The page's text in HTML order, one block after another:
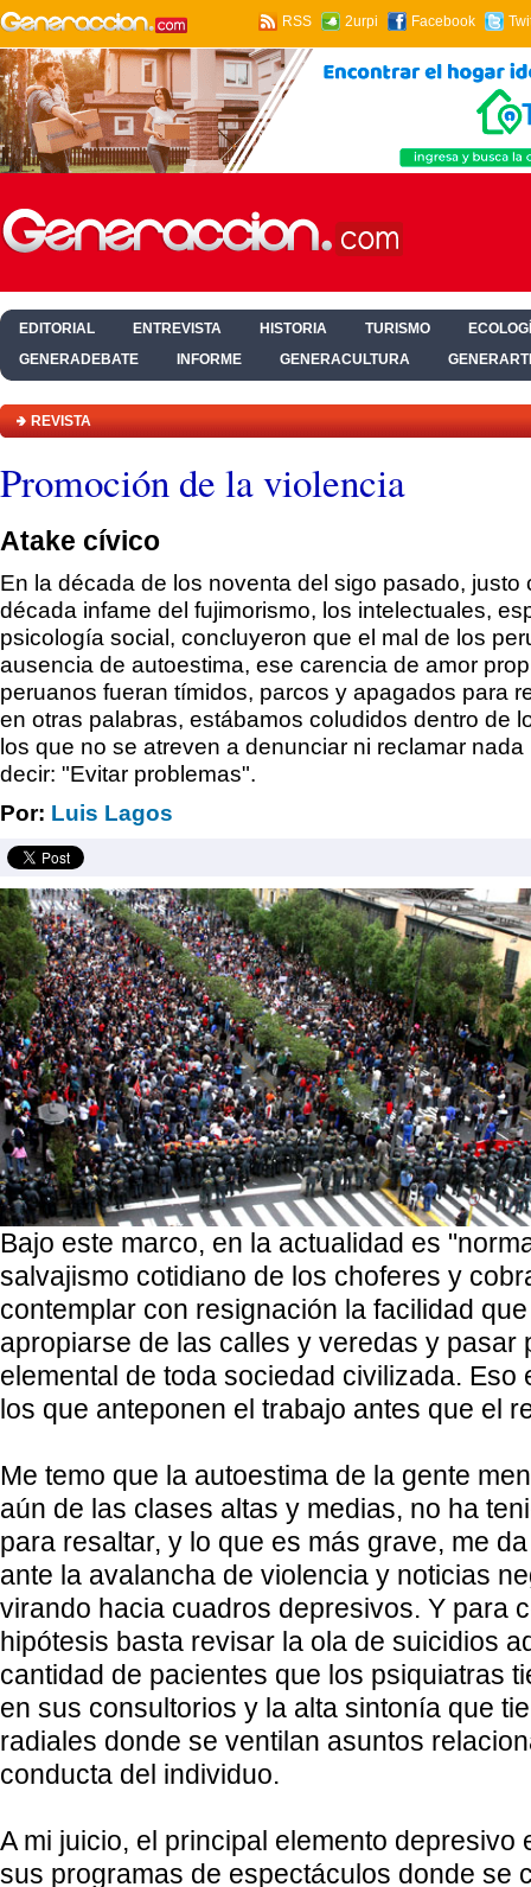
RSS 2urpi Facebook
EDITORIAL ENTREVISTA HISTORIA TURISMO
GENERADEBATE
INFORME GENERACULTURA
REVISTA
Promoción de la violencia
Atake cívico
En la década de los noventa del sigo pasado, justo
década infame del fujimorismo, los intelectuales,
psicología social, concluyeron que el mal de los
ausencia de autoestima, ese carencia de amor
peruanos fueran tímidos, parcos y apagados para
en otras palabras, estábamos coludidos dentro de
los que no se atreven a denunciar ni reclamar
decir: "Evitar problemas".
Por: Luis Lagos
Bajo este marco, en la actualidad es
salvajismo cotidiano de los choferes y
contemplar con resignación la facilidad
apropiarse de las calles y veredas y pasar
elemental de toda sociedad civilizada. Eso
los que anteponen el trabajo antes que el
Me temo que la autoestima de la gente
aún de las clases altas y medias, no ha
para resaltar, y lo que es más grave, me
ante la avalancha de violencia y noticias
virando hacia cuadros depresivos. Y para
hipótesis basta revisar la ola de suicidios
cantidad de pacientes que los psiquiatras
en sus consultorios y la alta sintonía que
radiales donde se ventilan asuntos
conducta del individuo.
A mi juicio, el principal elemento depresivo
sus programas de espectáculos donde se